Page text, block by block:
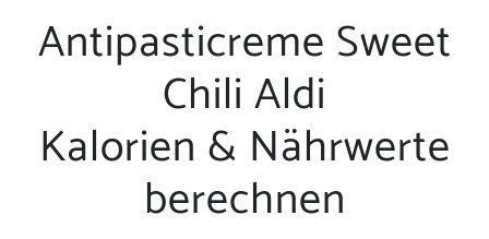
Antipasticreme Sweet
Chili Aldi
Kalorien & Nährwerte
berechnen